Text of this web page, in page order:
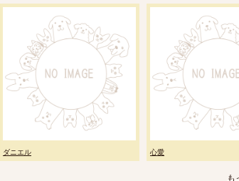
ダニエル 心愛
も